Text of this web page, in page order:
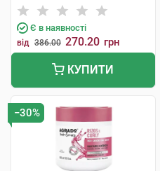
Є в наявності
від 386.00 270.20 грн
КУПИТИ
−30%